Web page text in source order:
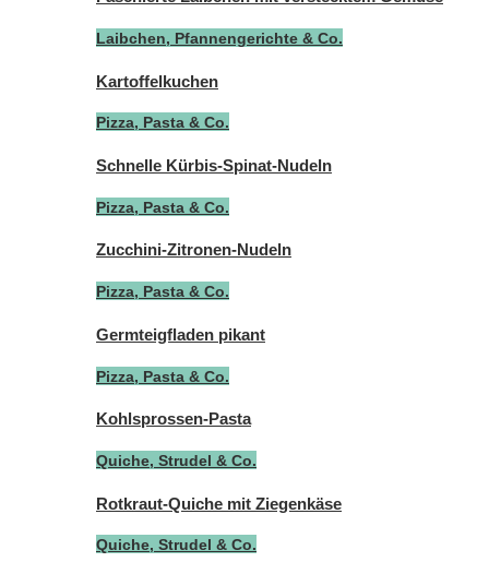
Laibchen, Pfannengerichte & Co.
Kartoffelkuchen
Pizza, Pasta & Co.
Schnelle Kürbis-Spinat-Nudeln
Pizza, Pasta & Co.
Zucchini-Zitronen-Nudeln
Pizza, Pasta & Co.
Germteigfladen pikant
Pizza, Pasta & Co.
Kohlsprossen-Pasta
Quiche, Strudel & Co.
Rotkraut-Quiche mit Ziegenkäse
Quiche, Strudel & Co.